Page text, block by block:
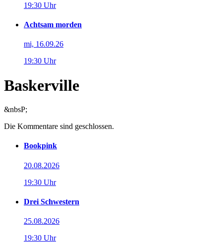
19:30 Uhr
Achtsam morden
mi, 16.09.26
19:30 Uhr
Baskerville
&nbsP;
Die Kommentare sind geschlossen.
Bookpink
20.08.2026
19:30 Uhr
Drei Schwestern
25.08.2026
19:30 Uhr